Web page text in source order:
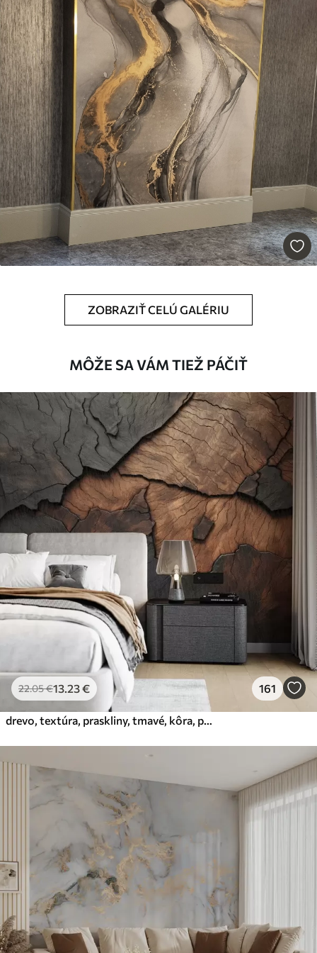
Dostupné materiály
Štandard
45.00 .00 /m²
Premium
56.67 .00 €/m²
Prémiový vinyl
65.0039.00€/m²
Peel and Stick
81.6749.00€/m²
ZOBRAZIŤ CELÚ GALÉRIU
MÔŽE SA VÁM TIEŽ PÁČIŤ
22.05€13.23€ 161
drevo, textúra, praskliny, tmavé, kôra, povrch